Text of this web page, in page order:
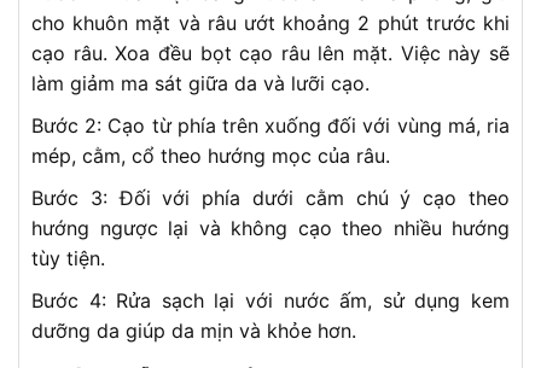
cho khuôn mặt và râu ướt khoảng 2 phút trước khi
cạo râu. Xoa đều bọt cạo râu lên mặt. Việc này sẽ
làm giảm ma sát giữa da và lưỡi cạo.
Bước 2: Cạo từ phía trên xuống đối với vùng má, ria
mép, cằm, cổ theo hướng mọc của râu.
Bước 3: Đối với phía dưới cằm chú ý cạo theo
hướng ngược lại và không cạo theo nhiều hướng
tùy tiện.
Bước 4: Rửa sạch lại với nước ấm, sử dụng kem
dưỡng da giúp da mịn và khỏe hơn.